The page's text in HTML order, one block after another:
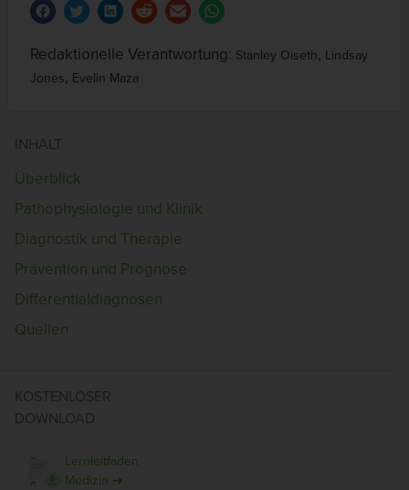
Redaktionelle Verantwortung: Stanley Oiseth, Lindsay
Jones, Evelin Maza
INHALT
Überblick
Pathophysiologie und Klinik
Diagnostik und Therapie
Prävention und Prognose
Differentialdiagnosen
Quellen
KOSTENLOSER
DOWNLOAD
Lernleitfaden
Medizin ➜